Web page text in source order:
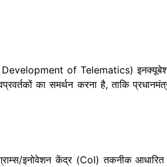
of Telematics) इनक्यूबेशन
का समर्थन करना है, ताकि
इनोवेशन केंद्र (CoI) तकनीक